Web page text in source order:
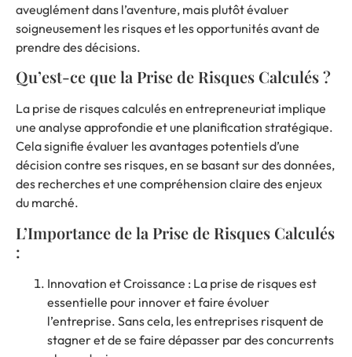
aveuglément dans l’aventure, mais plutôt évaluer
soigneusement les risques et les opportunités avant de
prendre des décisions.
Qu’est-ce que la Prise de Risques Calculés ?
La prise de risques calculés en entrepreneuriat implique
une analyse approfondie et une planification stratégique.
Cela signifie évaluer les avantages potentiels d’une
décision contre ses risques, en se basant sur des données,
des recherches et une compréhension claire des enjeux
du marché.
L’Importance de la Prise de Risques Calculés
:
Innovation et Croissance : La prise de risques est
essentielle pour innover et faire évoluer
l’entreprise. Sans cela, les entreprises risquent de
stagner et de se faire dépasser par des concurrents